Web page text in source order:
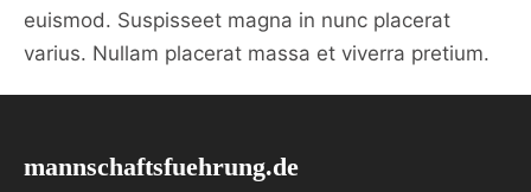
euismod. Suspisseet magna in nunc placerat
varius. Nullam placerat massa et viverra pretium.
mannschaftsfuehrung.de